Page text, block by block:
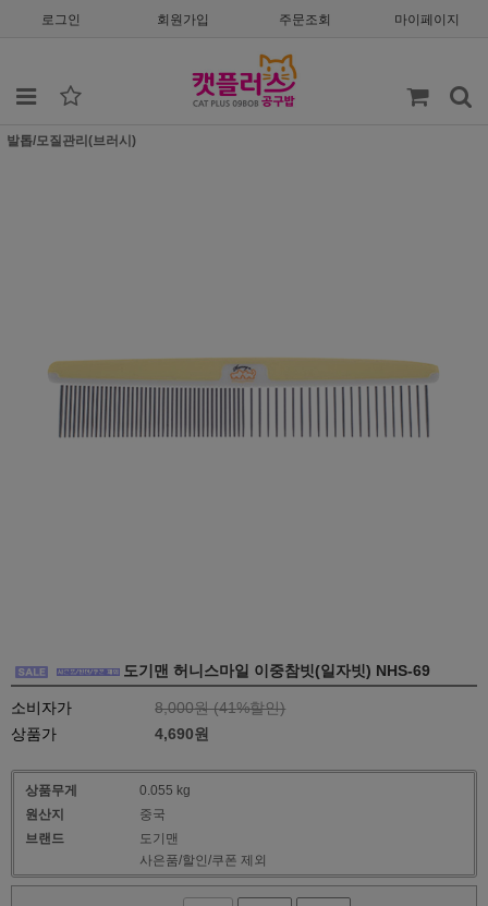
로그인 회원가입 주문조회 마이페이지
발톱/모질관리(브러시)
도기맨 허니스마일 이중참빗(일자빗) NHS-69
소비자가 8,000원 (41%할인)
상품가
4,690원
상품무게
0.055 kg
원산지
중국
브랜드
도기맨
사은품/할인/쿠폰 제외